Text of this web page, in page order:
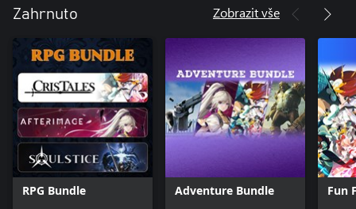
Zahrnuto Zobrazit vše
RPG Bundle Adventure Bundle Fun